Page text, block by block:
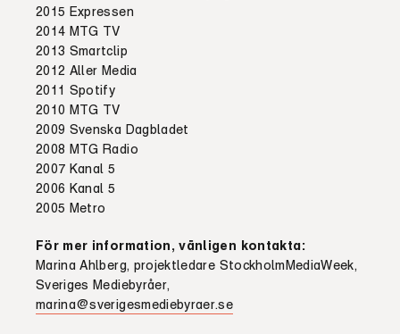
2015 Expressen
2014 MTG TV
2013 Smartclip
2012 Aller Media
2011 Spotify
2010 MTG TV
2009 Svenska Dagbladet
2008 MTG Radio
2007 Kanal 5
2006 Kanal 5
2005 Metro
För mer information, vänligen kontakta:
Marina Ahlberg, projektledare StockholmMediaWeek,
Sveriges Mediebyråer,
marina@sverigesmediebyraer.se